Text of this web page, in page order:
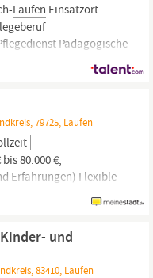
Laufen Einsatzort
Pädagogische
in
decken in
der Pflege ab.
79725, Laufen
80.000 €,
Erfahrungen) Flexible
Weihnachtsgeld
Sachbezug via
Arbeitgeberzuschuss
im attraktiven
und
83410, Laufen